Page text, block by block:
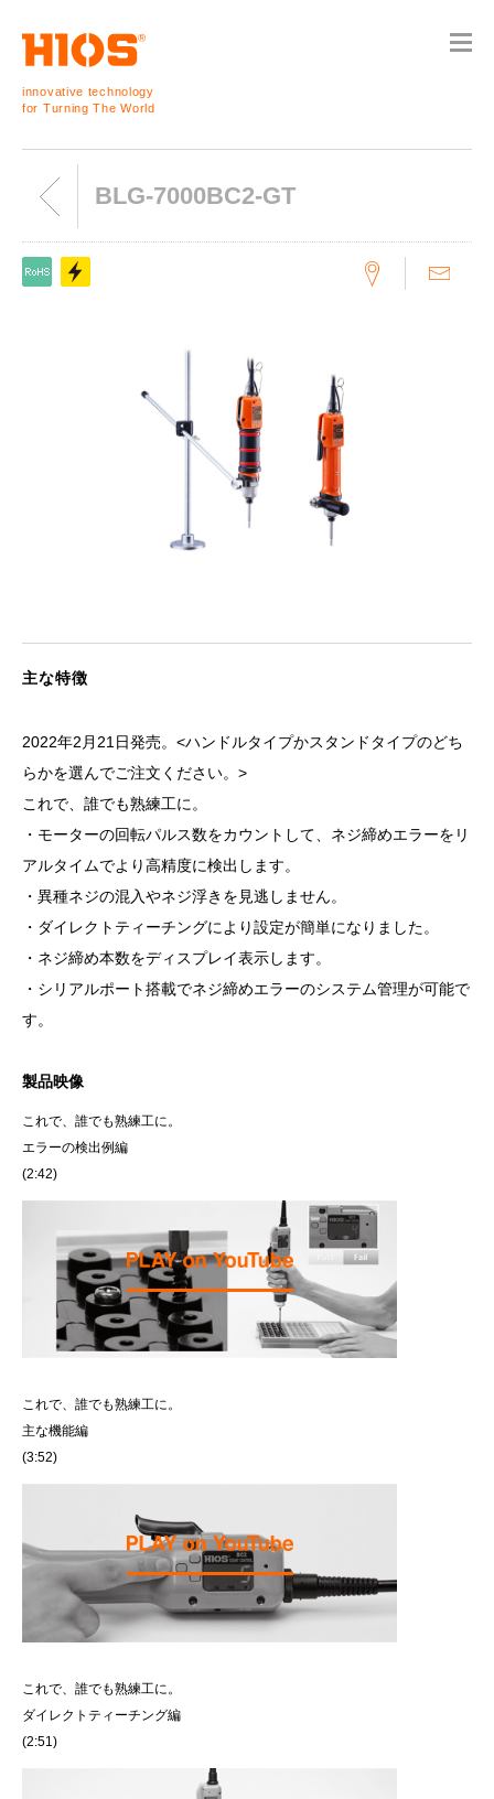
innovative technology
for Turning The World
BLG-7000BC2-GT
主な特徴
2022年2月21日発売。<ハンドルタイプかスタンドタイプのどち
らかを選んでご注文ください。>
これで、誰でも熟練工に。
・モーターの回転パルス数をカウントして、ネジ締めエラーをリ
アルタイムでより高精度に検出します。
・異種ネジの混入やネジ浮きを見逃しません。
・ダイレクトティーチングにより設定が簡単になりました。
・ネジ締め本数をディスプレイ表示します。
・シリアルポート搭載でネジ締めエラーのシステム管理が可能で
す。
製品映像
これで、誰でも熟練工に。
エラーの検出例編
(2:42)
これで、誰でも熟練工に。
主な機能編
(3:52)
これで、誰でも熟練工に。
ダイレクトティーチング編
(2:51)